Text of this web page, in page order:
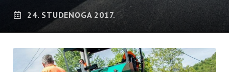
24. STUDENOGA 2017.